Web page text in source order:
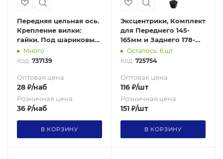
Передняя цельная ось.
Крепление вилки:
гайки. Под шариковый
подшипник. Ø10 мм. L:
175 мм. FATBIKE / J-
Много
Код: 737139
Оптовая цена
28 ₽/наб
Розничная цена
36 ₽/наб
В КОРЗИНУ
Эксцентрики, Комплект
для Переднего 145-
165мм и Заднего 178-
183мм колеса KENLI
/KL-801/ уп150/
Осталось: 6 шт.
Код: 725754
Оптовая цена
116 ₽/шт
Розничная цена
151 ₽/шт
В КОРЗИНУ